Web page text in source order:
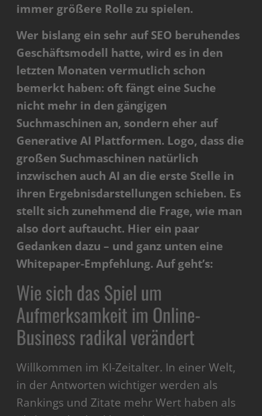
immer größere Rolle zu spielen.
Wer bislang ein sehr auf SEO beruhendes
Geschäftsmodell hatte, wird es in den
letzten Monaten vermutlich schon
bemerkt haben: oft fängt eine Suche
nicht mehr in den gängigen
Suchmaschinen an, sondern eher auf
Generative AI Plattformen. Logo, dass die
großen Suchmaschinen natürlich
inzwischen auch AI an die erste Stelle in
ihren Ergebnisdarstellungen schieben. Es
stellt sich zunehmend die Frage, wie man
also dort auftaucht. Hier ein paar
Gedanken dazu – und ganz unten eine
Whitepaper-Empfehlung. Auf geht’s:
Wie sich das Spiel um
Aufmerksamkeit im Online-
Business radikal verändert
Willkommen im KI-Zeitalter. In einer Welt,
in der Antworten wichtiger werden als
Rankings und Zitate mehr Wert haben als